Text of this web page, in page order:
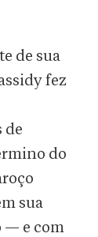
de sua
fez
de
do
sua
— e com